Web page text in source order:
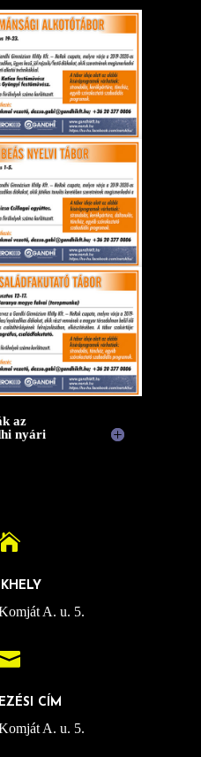
az
nyári
A. u. 5.
CÍM
A. u. 5.